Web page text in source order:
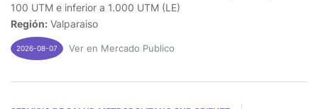
100 UTM e inferior a 1.000 UTM (LE)
Región: Valparaiso
2026-08-07 Ver en Mercado Publico